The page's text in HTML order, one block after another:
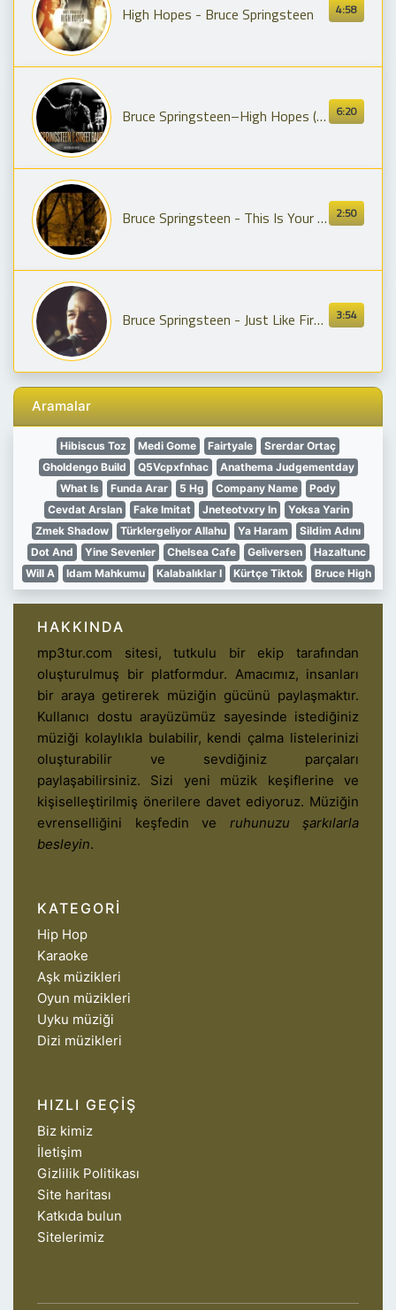
4:58
High Hopes - Bruce Springsteen
6:20
Bruce Springsteen–High Hopes (Houston, May 6, 2014)
2:50
Bruce Springsteen - This Is Your Sword (from High Hopes)
3:54
Bruce Springsteen - Just Like Fire Would (Official Video)
Aramalar
Hibiscus Toz Medi Gome Fairtyale
Srerdar Ortaç
Gholdengo Build
Q5Vcpxfnhac
Anathema Judgementday
What Is
Funda Arar 5 Hg Company Name
Pody
Cevdat Arslan
Fake Imitat Jneteotvxry In
Yoksa Yarin
Zmek Shadow
Türklergeliyor Allahu Ya Haram
Sildim Adını
Dot And
Yine Sevenler Chelsea Cafe Geliversen
Hazaltunc
Will A
Idam Mahkumu Kalabalıklar I Kürtçe Tiktok Bruce High
HAKKINDA
mp3tur.com sitesi, tutkulu bir ekip tarafından
oluşturulmuş bir platformdur. Amacımız, insanları
bir araya getirerek müziğin gücünü paylaşmaktır.
Kullanıcı dostu arayüzümüz sayesinde istediğiniz
müziği kolaylıkla bulabilir, kendi çalma listelerinizi
oluşturabilir ve sevdiğiniz parçaları
paylaşabilirsiniz. Sizi yeni müzik keşiflerine ve
kişiselleştirilmiş önerilere davet ediyoruz. Müziğin
evrenselliğini keşfedin ve ruhunuzu şarkılarla
besleyin.
KATEGORI
Hip Hop
Karaoke
Aşk müzikleri
Oyun müzikleri
Uyku müziği
Dizi müzikleri
HIZLI GEÇIŞ
Biz kimiz
İletişim
Gizlilik Politikası
Site haritası
Katkıda bulun
Sitelerimiz